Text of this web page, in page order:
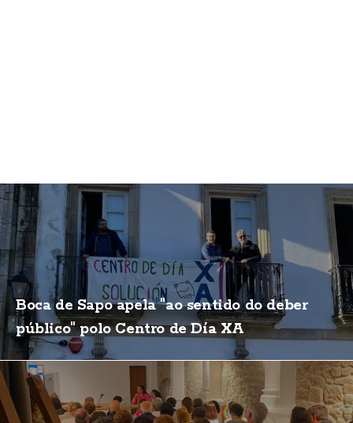
Boca de Sapo apela "ao sentido do deber
público" polo Centro de Día XA